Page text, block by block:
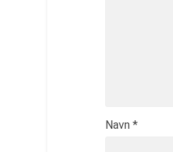
Navn *